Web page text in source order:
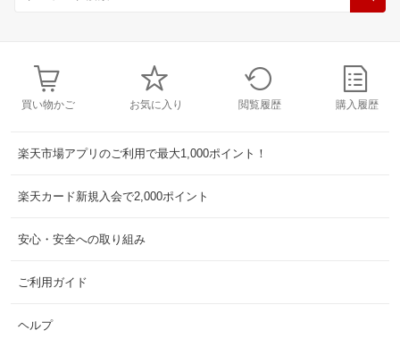
買い物かご お気に入り 閲覧履歴 購入履歴
楽天市場アプリのご利用で最大1,000ポイント！
楽天カード新規入会で2,000ポイント
安心・安全への取り組み
ご利用ガイド
ヘルプ